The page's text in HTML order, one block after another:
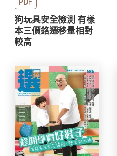
PDF
狗玩具安全檢測 有樣
本三價鉻遷移量相對
較高